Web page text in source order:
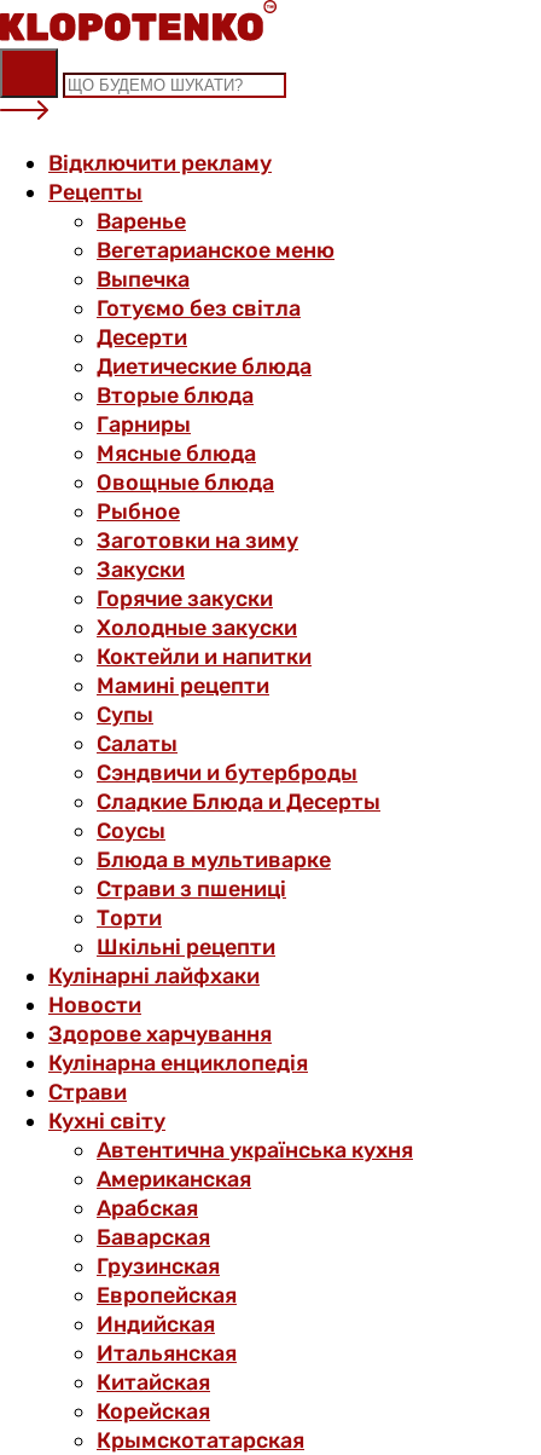
Skip
to
content
Відключити рекламу
Рецепты
Варенье
Вегетарианское меню
Выпечка
Готуємо без світла
Десерти
Диетические блюда
Вторые блюда
Гарниры
Мясные блюда
Овощные блюда
Рыбное
Заготовки на зиму
Закуски
Горячие закуски
Холодные закуски
Коктейли и напитки
Мамині рецепти
Супы
Салаты
Сэндвичи и бутерброды
Сладкие Блюда и Десерты
Соусы
Блюда в мультиварке
Страви з пшениці
Торти
Шкільні рецепти
Кулінарні лайфхаки
Новости
Здорове харчування
Кулінарна енциклопедія
Страви
Кухні світу
Автентична українська кухня
Американская
Арабская
Баварская
Грузинская
Европейская
Индийская
Итальянская
Китайская
Корейская
Крымскотатарская